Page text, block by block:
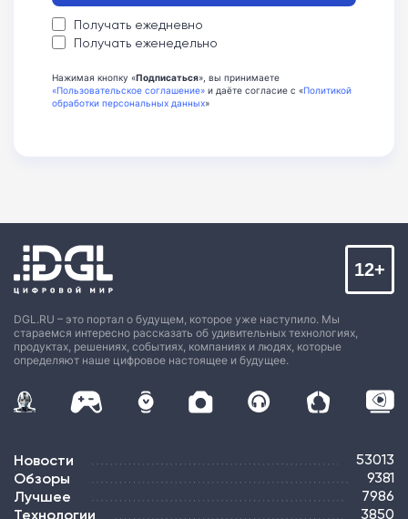
Получать ежедневно
Получать еженедельно
Нажимая кнопку «Подписаться», вы принимаете
«Пользовательское соглашение» и даёте согласие с «Политикой
обработки персональных данных»
DGL.RU – это портал о будущем, которое уже наступило. Мы
стараемся интересно рассказать об удивительных технологиях,
продуктах, решениях, событиях, компаниях и людях, которые
определяют наше цифровое настоящее и будущее.
12+
Новости 53013
Обзоры 9381
Лучшее 7986
Технологии 3850